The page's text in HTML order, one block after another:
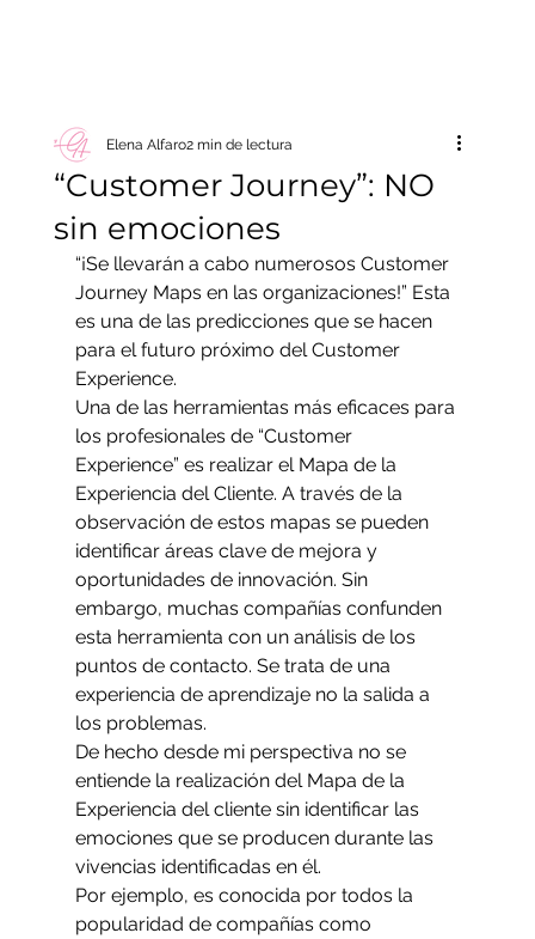
“Customer Journey”: NO
sin emociones
Elena Alfaro2 min de lectura
“¡Se llevarán a cabo numerosos Customer
Journey Maps en las organizaciones!” Esta
es una de las predicciones que se hacen
para el futuro próximo del Customer
Experience.
Una de las herramientas más eficaces para
los profesionales de “Customer
Experience” es realizar el Mapa de la
Experiencia del Cliente. A través de la
observación de estos mapas se pueden
identificar áreas clave de mejora y
oportunidades de innovación. Sin
embargo, muchas compañías confunden
esta herramienta con un análisis de los
puntos de contacto. Se trata de una
experiencia de aprendizaje no la salida a
los problemas.
De hecho desde mi perspectiva no se
entiende la realización del Mapa de la
Experiencia del cliente sin identificar las
emociones que se producen durante las
vivencias identificadas en él.
Por ejemplo, es conocida por todos la
popularidad de compañías como